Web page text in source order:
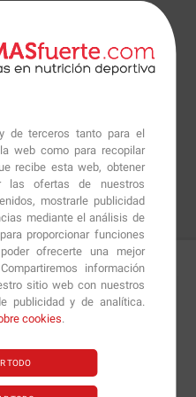
de terceros tanto para el
web como para recopilar
recibe esta web, obtener
las ofertas de nuestros
mostrarle publicidad
mediante el análisis de
proporcionar funciones
ofrecerte una mejor
información
sitio web con nuestros
publicidad y de analítica.
cookies.
TODO
+Info
La Bella Mafia
atractiva, cómoda,
que se adaptará a la